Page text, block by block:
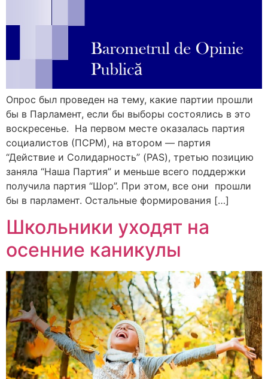
Опрос был проведен на тему, какие партии прошли
бы в Парламент, если бы выборы состоялись в это
воскресенье. На первом месте оказалась партия
социалистов (ПСРМ), на втором — партия
“Действие и Солидарность” (PAS), третью позицию
заняла “Наша Партия” и меньше всего поддержки
получила партия “Шор”. При этом, все они прошли
бы в парламент. Остальные формирования […]
Школьники уходят на
осенние каникулы